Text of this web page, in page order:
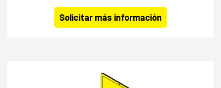
Solicitar más información